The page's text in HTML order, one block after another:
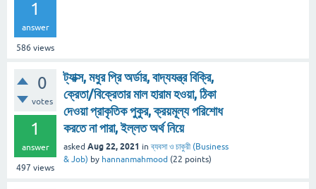
1
answer
586 views
0
votes
1
answer
497 views
ট্যাক্স, মধুর প্রি অর্ডার, বাদ্যযন্ত্র বিক্রি,
ক্রেতা/বিক্রেতার মাল হারাম হওয়া, ঠিকা
দেওয়া প্রাকৃতিক পুকুর, ক্রয়মূল্য পরিশোধ
করতে না পারা, ইল্লত অর্থ নিয়ে
asked Aug 22, 2021 inব্যবসা ও চাকুরী (Business
& Job) by hannanmahmood (22 points)